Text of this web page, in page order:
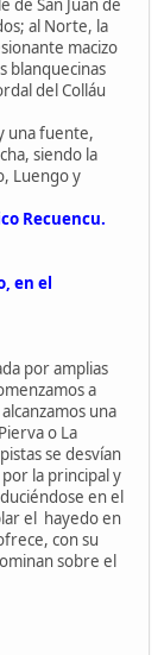
de San Juan de
al Norte, la
macizo
blanquecinas
del Colláu
una fuente,
siendo la
Luengo y
Recuencu.
en el
por amplias
a
una
o La
se desvían
la principal y
en el
el hayedo en
con su
sobre el